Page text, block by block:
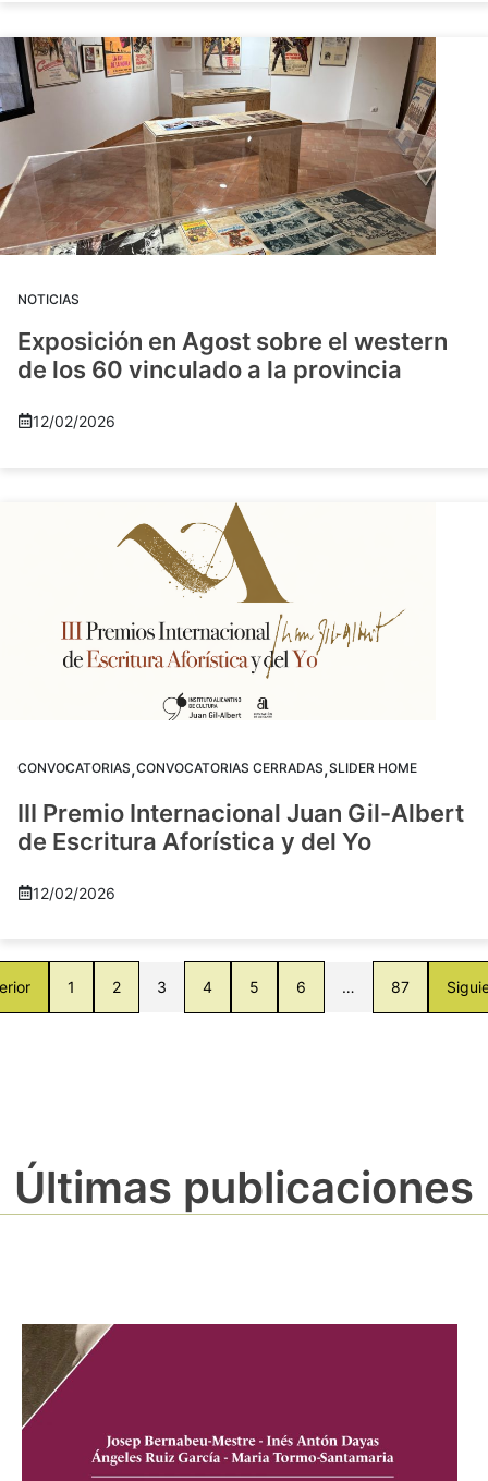
NOTICIAS
Exposición en Agost sobre el western
de los 60 vinculado a la provincia
12/02/2026
CONVOCATORIAS,CONVOCATORIAS CERRADAS,SLIDER HOME
III Premio Internacional Juan Gil-Albert
de Escritura Aforística y del Yo
12/02/2026
1 2 3 4 5 6 … 87
Últimas publicaciones